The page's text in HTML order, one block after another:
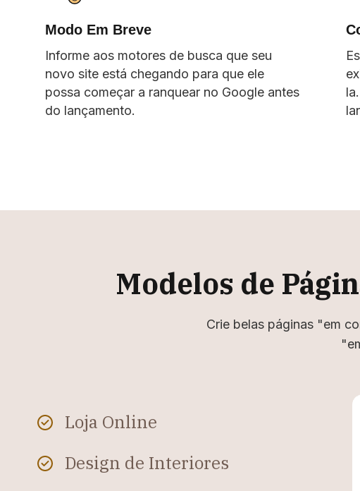
Modo Em Breve
Informe aos motores de busca que seu
novo site está chegando para que ele
possa começar a ranquear no Google antes
do lançamento.
Modelos de
Crie belas páginas "em
Loja Online
Design de Interiores